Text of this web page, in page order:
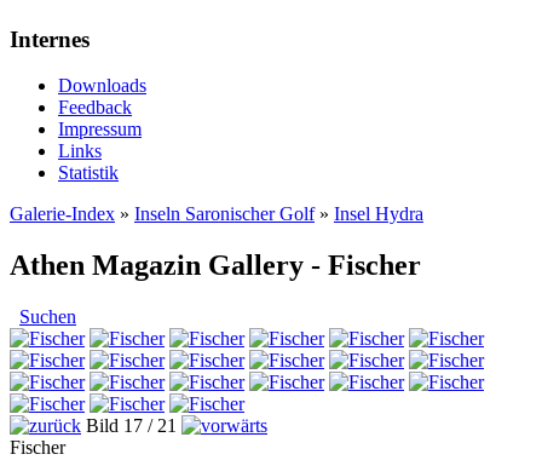
Internes
Downloads
Feedback
Impressum
Links
Statistik
Galerie-Index » Inseln Saronischer Golf» Insel Hydra
Athen Magazin Gallery - Fischer
Suchen
Bild 17 / 21
Fischer